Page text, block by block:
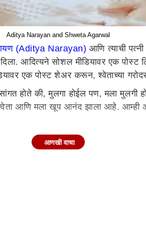
Aditya Narayan and Shweta Agarwal
(Aditya Narayan) आणि त्याची
आदित्यने सोशल मीडियावर एक
एक पोस्ट शेअर करून, श्वेताच्या
होते की, मुलगा होईल पण, मला मुलगी
आणि मला खूप आनंद झाला आहे. आम्ही
आणखी वाचा